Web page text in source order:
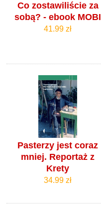
Co zostawiliście za
sobą? - ebook MOBI
41.99 zł
Pasterzy jest coraz
mniej. Reportaż z
Krety
34.99 zł